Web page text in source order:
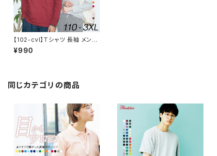
【102-cvl】Tシャツ 長袖 メンズ
レディース 無地 シンプル カジュ
アル プチプラ 使いまわし コーデ
¥990
同じカテゴリの商品